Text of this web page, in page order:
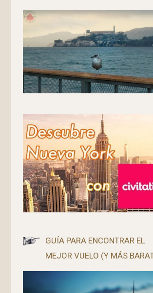
GUÍA PARA ENCONTRAR EL
MEJOR VUELO (Y MÁS